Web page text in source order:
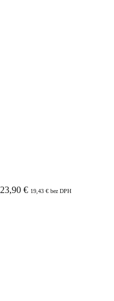
23,90 € 19,43 € bez DPH